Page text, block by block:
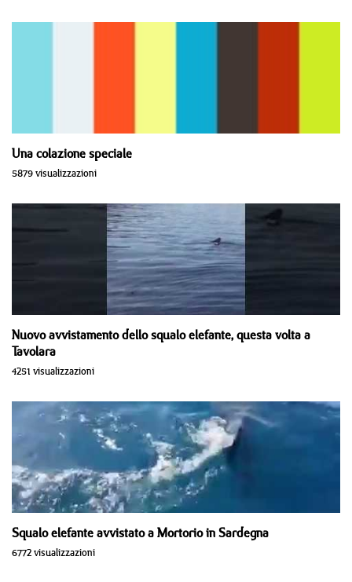
Una colazione speciale
5879 visualizzazioni
Nuovo avvistamento dello squalo elefante, questa volta a
Tavolara
4251 visualizzazioni
Squalo elefante avvistato a Mortorio in Sardegna
6772 visualizzazioni